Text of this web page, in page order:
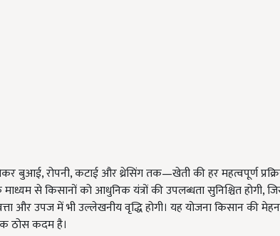
बुआई, रोपनी, कटाई और थ्रेसिंग तक—खेती की हर महत्वपूर्ण
माध्यम से किसानों को आधुनिक यंत्रों की उपलब्धता सुनिश्चित
और उपज में भी उल्लेखनीय वृद्धि होगी। यह योजना किसान की
ठोस कदम है।